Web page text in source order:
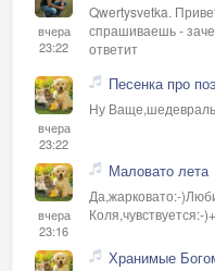
вчера
23:22
Qwertysvetka.
спрашиваешь -
ответит
вчера
23:22
Песенка про
Ну
вчера
23:16
Маловато лета
Да,жарковато:-
Коля,чувствуется:-
Хранимые